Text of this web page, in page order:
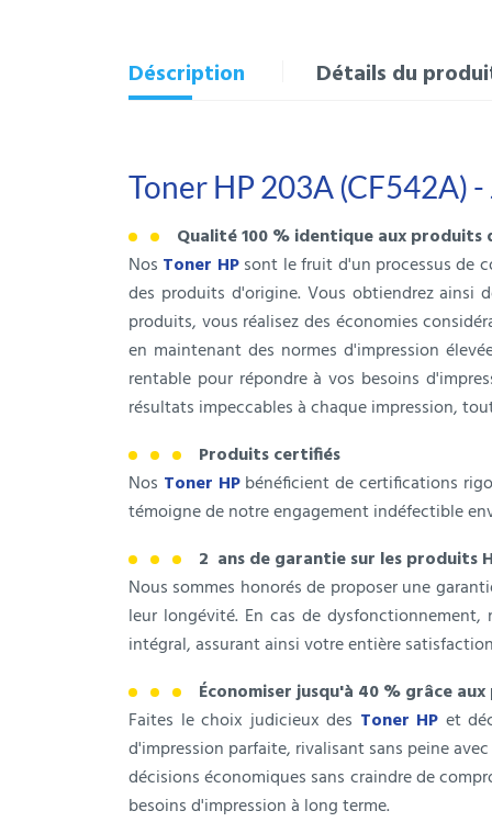
Déscription Détails du
Toner HP 203A (CF542A) -
Qualité 100 % identique aux produits
Nos Toner HPsont le fruit d'un processus de
des produits d'origine. Vous obtiendrez ainsi
produits, vous réalisez des économies
en maintenant des normes d'impression
rentable pour répondre à vos besoins
résultats impeccables à chaque impression,
Produits certifiés
Nos Toner HPbénéficient de certifications
témoigne de notre engagement indéfectible
2 ans de garantie sur les produits
Nous sommes honorés de proposer une
leur longévité. En cas de
intégral, assurant ainsi votre entière
Économiser jusqu'à 40 % grâce
Faites le choix judicieux des Toner HP et
d'impression parfaite, rivalisant sans peine avec
décisions économiques sans craindre de
besoins d'impression à long terme.